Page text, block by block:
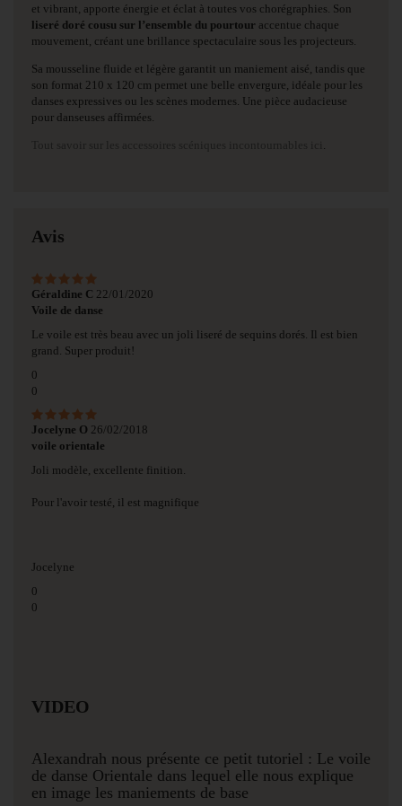
et vibrant, apporte énergie et éclat à toutes vos chorégraphies. Son
liseré doré cousu sur l’ensemble du pourtour accentue chaque
mouvement, créant une brillance spectaculaire sous les projecteurs.
Sa mousseline fluide et légère garantit un maniement aisé, tandis que
son format 210 x 120 cm permet une belle envergure, idéale pour les
danses expressives ou les scènes modernes. Une pièce audacieuse
pour danseuses affirmées.
Tout savoir sur les accessoires scéniques incontournables ici
Avis
Géraldine C 22/01/2020
Voile de danse
Le voile est très beau avec un joli liseré de sequins dorés. Il est bien
grand. Super produit!
0
0
Jocelyne O 26/02/2018
voile orientale
Joli modèle, excellente finition.
Pour l'avoir testé, il est magnifique
Jocelyne
0
0
VIDEO
Alexandrah nous présente ce petit tutoriel : Le voile
de danse Orientale dans lequel elle nous explique
en image les maniements de base